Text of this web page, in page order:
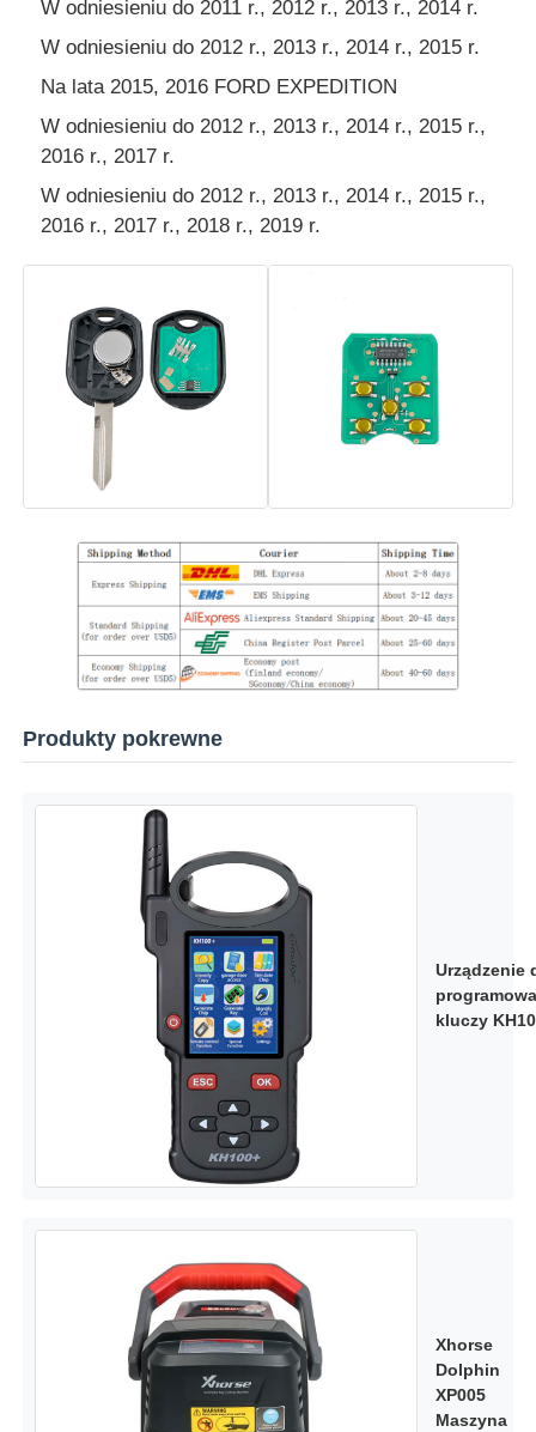
obudowa kluczyka samochodowego
Ostrza kluczyka samochodowego
Frez kątowy jednostronny
chip transpondera
Automat do dorabiania kluczy
W odniesieniu do 2011 r., 2012 r., 2013 r., 2014 r.
W odniesieniu do 2012 r., 2013 r., 2014 r., 2015 r.
Na lata 2015, 2016 FORD EXPEDITION
W odniesieniu do 2012 r., 2013 r., 2014 r., 2015 r.,
2016 r., 2017 r.
W odniesieniu do 2012 r., 2013 r., 2014 r., 2015 r.,
2016 r., 2017 r., 2018 r., 2019 r.
Produkty pokrewne
Urządzenie
kluczy
Xhorse
Dolphin
XP005
Maszyna